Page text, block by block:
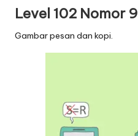
Level 102 Nomor 9
Gambar pesan dan kopi.